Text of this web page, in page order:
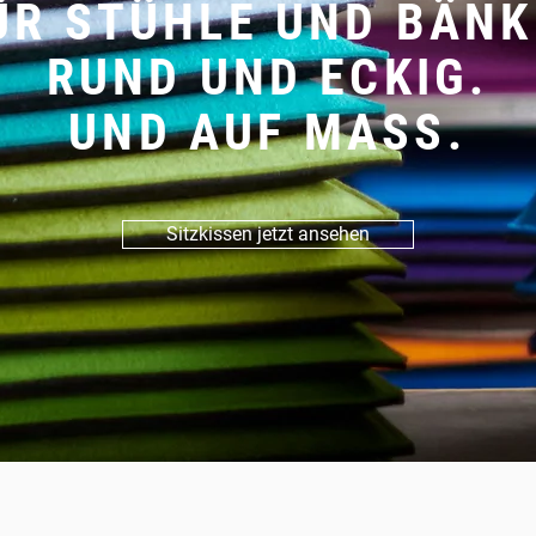
STÜHLE UND
RUND UND ECKIG.
UND AUF MASS.
Sitzkissen jetzt ansehen